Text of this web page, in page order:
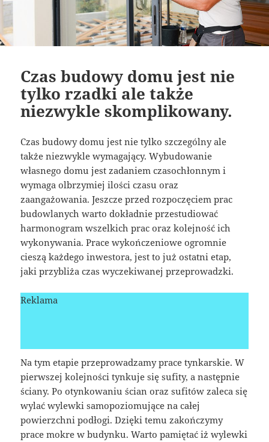
Czas budowy domu jest nie
tylko rzadki ale także
niezwykle skomplikowany.
Czas budowy domu jest nie tylko szczególny ale
także niezwykle wymagający. Wybudowanie
własnego domu jest zadaniem czasochłonnym i
wymaga olbrzymiej ilości czasu oraz
zaangażowania. Jeszcze przed rozpoczęciem prac
budowlanych warto dokładnie przestudiować
harmonogram wszelkich prac oraz kolejność ich
wykonywania. Prace wykończeniowe ogromnie
cieszą każdego inwestora, jest to już ostatni etap,
jaki przybliża czas wyczekiwanej przeprowadzki.
Reklama
Na tym etapie przeprowadzamy prace tynkarskie. W
pierwszej kolejności tynkuje się sufity, a następnie
ściany. Po otynkowaniu ścian oraz sufitów zaleca się
wylać wylewki samopoziomujące na całej
powierzchni podłogi. Dzięki temu zakończymy
prace mokre w budynku. Warto pamiętać iż wylewki